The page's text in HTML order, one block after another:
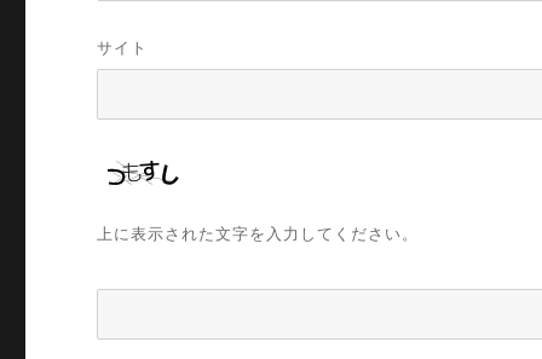
サイト
上に表示された文字を入力してください。